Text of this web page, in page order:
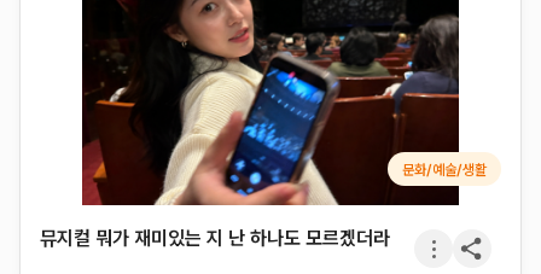
문화/예술/생활
뮤지컬 뭐가 재미있는 지 난 하나도 모르겠더라